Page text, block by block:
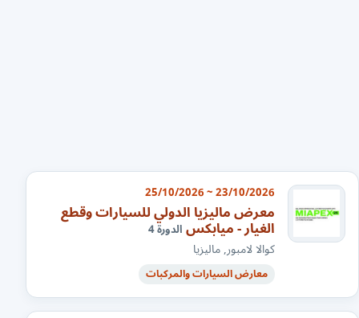
23/10/2026 ~ 25/10/2026
معرض ماليزيا الدولي للسيارات وقطع
الغيار - ميابكسالدورة 4
كوالا لامبور, ماليزيا
معارض السيارات والمركبات